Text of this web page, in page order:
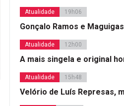
Atualidade 19h06
Gonçalo Ramos e
Atualidade 12h00
A mais singela e original
Atualidade 15h48
Velório de Luís Represas,